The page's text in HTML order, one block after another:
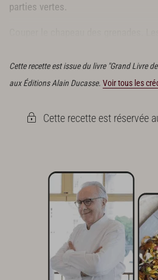
parties vertes.
Cette recette est issue du livre "Grand Livre
aux Éditions Alain Ducasse. Voir tous les
Cette recette est réservée